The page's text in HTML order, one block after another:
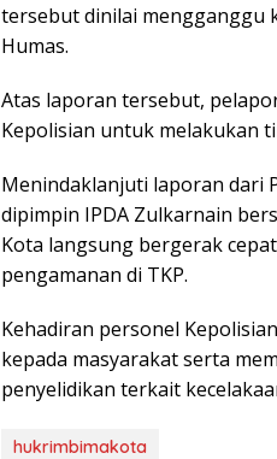
tersebut dinilai mengganggu
Humas.
Atas laporan tersebut,
Kepolisian untuk melakukan
Menindaklanjuti laporan dari
dipimpin IPDA Zulkarnain
Kota langsung bergerak
pengamanan di TKP.
Kehadiran personel
kepada masyarakat serta
penyelidikan terkait
hukrimbimakota